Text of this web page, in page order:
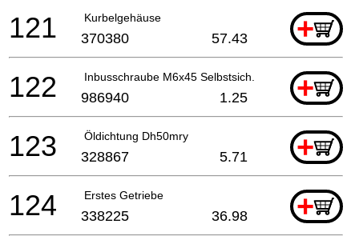
Kurbelgehäuse +
121 370380 57.43
Inbusschraube M6x45 Selbstsich. +
122 986940 1.25
Öldichtung Dh50mry +
123 328867 5.71
Erstes Getriebe +
124 338225 36.98